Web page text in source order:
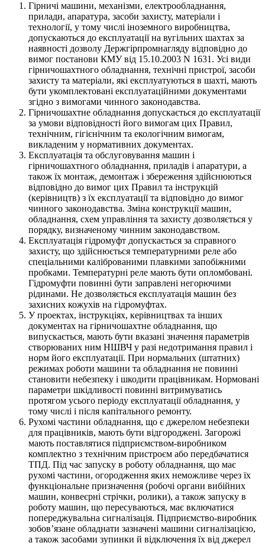
Гірничі машини, механізми, електрообладнання,
прилади, апаратура, засоби захисту, матеріали і
технології, у тому числі іноземного виробництва,
допускаються до експлуатації на вугільних шахтах за
наявності дозволу Держгірпромнагляду відповідно до
вимог постанови КМУ від 15.10.2003 N 1631. Усі види
гірничошахтного обладнання, технічні пристрої, засоби
захисту та матеріали, які експлуатуються в шахті, мають
бути укомплектовані експлуатаційними документами
згідно з вимогами чинного законодавства.
Гірничошахтне обладнання допускається до експлуатації
за умови відповідності його вимогам цих Правил,
технічним, гігієнічним та екологічним вимогам,
викладеним у нормативних документах.
Експлуатація та обслуговування машин і
гірничошахтного обладнання, приладів і апаратури, а
також їх монтаж, демонтаж і збереження здійснюються
відповідно до вимог цих Правил та інструкцій
(керівництв) з їх експлуатації та відповідно до вимог
чинного законодавства. Зміна конструкції машин,
обладнання, схем управління та захисту дозволяється у
порядку, визначеному чинним законодавством.
Експлуатація гідромуфт допускається за справного
захисту, що здійснюється температурними реле або
спеціальними каліброваними плавкими запобіжними
пробками. Температурні реле мають бути опломбовані.
Гідромуфти повинні бути заправлені негорючими
рідинами. Не дозволяється експлуатація машин без
захисних кожухів на гідромуфтах.
У проектах, інструкціях, керівництвах та інших
документах на гірничошахтне обладнання, що
випускається, мають бути вказані значення параметрів
створюваних ним НШВЧ у разі недотримання правил і
норм його експлуатації. При нормальних (штатних)
режимах роботи машини та обладнання не повинні
становити небезпеку і шкодити працівникам. Нормовані
параметри шкідливості повинні витримуватись
протягом усього періоду експлуатації обладнання, у
тому числі і після капітального ремонту.
Рухомі частини обладнання, що є джерелом небезпеки
для працівників, мають бути відгороджені. Загорожі
мають поставлятися підприємством-виробником
комплектно з технічним пристроєм або передбачатися
ТПД. Під час запуску в роботу обладнання, що має
рухомі частини, огородження яких неможливе через їх
функціональне призначення (робочі органи вибійних
машин, конвеєрні стрічки, ролики), а також запуску в
роботу машин, що пересуваються, має включатися
попереджувальна сигналізація. Підприємство-виробник
зобов’язане обладнати зазначені машини сигналізацією,
а також засобами зупинки й відключення їх від джерел